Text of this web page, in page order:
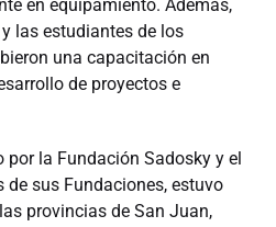
en equipamiento. Además,
las estudiantes de los
una capacitación en
de proyectos e
por la Fundación Sadosky y el
de sus Fundaciones, estuvo
provincias de San Juan,